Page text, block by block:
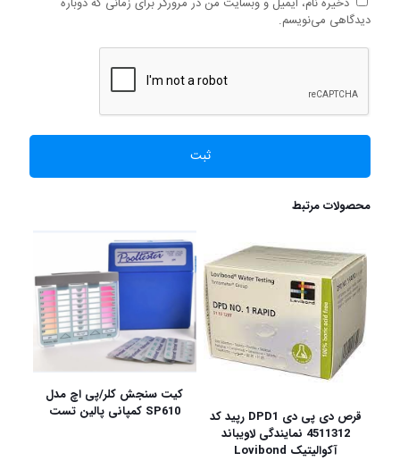
دیدگاهی می‌نویسم.
محصولات مرتبط
قرص دی پی دی DPD1 رپید کد
4511312 نمایندگی لاویباند
آکوالیتیک Lovibond
کیت سنجش کلر/پی اچ مدل
SP610 کمپانی پالین تست